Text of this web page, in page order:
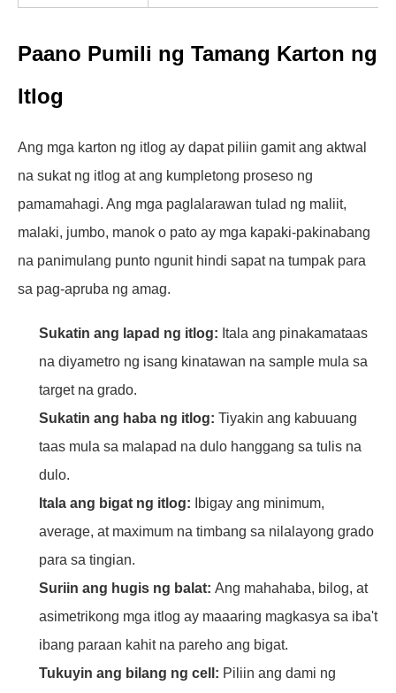
Paano Pumili ng Tamang Karton ng
Itlog
Ang mga karton ng itlog ay dapat piliin gamit ang aktwal
na sukat ng itlog at ang kumpletong proseso ng
pamamahagi. Ang mga paglalarawan tulad ng maliit,
malaki, jumbo, manok o pato ay mga kapaki-pakinabang
na panimulang punto ngunit hindi sapat na tumpak para
sa pag-apruba ng amag.
Sukatin ang lapad ng itlog: Itala ang pinakamataas
na diyametro ng isang kinatawan na sample mula sa
target na grado.
Sukatin ang haba ng itlog: Tiyakin ang kabuuang
taas mula sa malapad na dulo hanggang sa tulis na
dulo.
Itala ang bigat ng itlog:
Ibigay ang minimum,
average, at maximum na timbang sa nilalayong grado
para sa tingian.
Suriin ang hugis ng balat: Ang mahahaba, bilog, at
asimetrikong mga itlog ay maaaring magkasya sa iba't
ibang paraan kahit na pareho ang bigat.
Tukuyin ang bilang ng cell: Piliin ang dami ng